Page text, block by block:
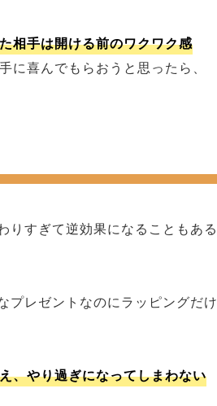
相手は開ける前のワクワク感
に喜んでもらおうと思ったら、
りすぎて逆効果になることもある
プレゼントなのにラッピングだけ
、やり過ぎになってしまわない